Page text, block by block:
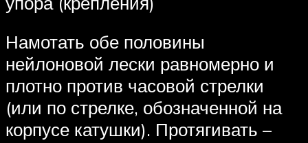
Намотать обе половины
нейлоновой лески равномерно и
плотно против часовой стрелки
(или по стрелке, обозначенной на
корпусе катушки). Протягивать –